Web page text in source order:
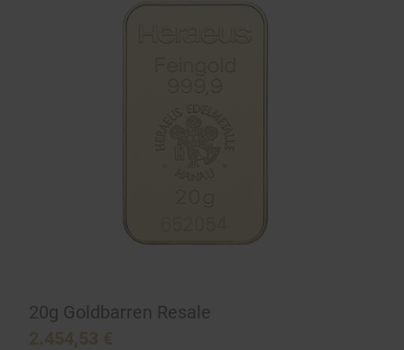
20g Goldbarren Resale
2.454,53 €